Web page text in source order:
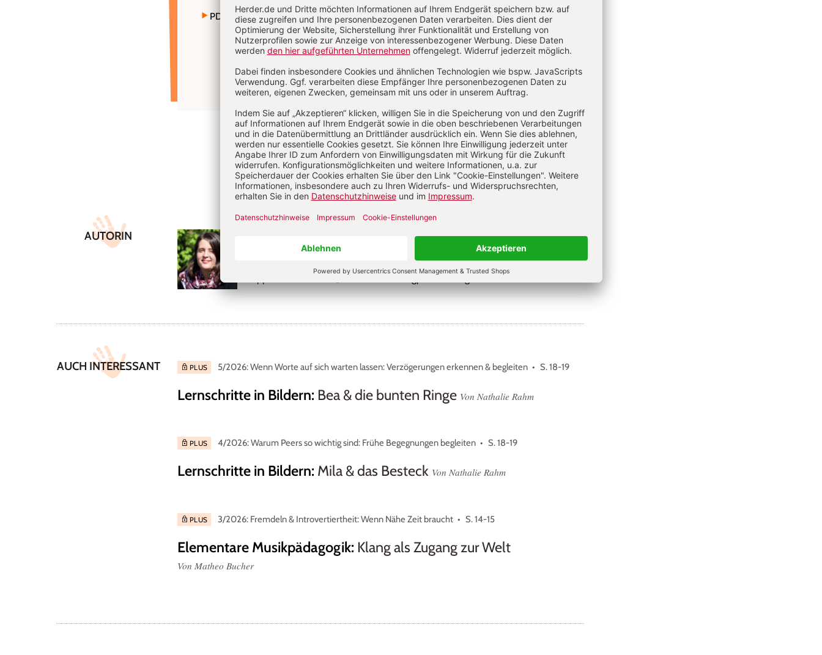
PDF bestellen
Abo testen
Sie haben ein Abonnement?Anmelden
Artikel-
InfosAUTORIN
Nathalie Rahm ist Erzieherin und Fachkraft für Kleinkindpädagogik. Sie arbeitet in der
Krippe der städtischen „Kita am Löwenbergpark“ in Gengenbach.
AUCH INTERESSANT PLUS 5/2026: Wenn Worte auf sich warten lassen: Verzögerungen erkennen & begleiten S. 18-19
Lernschritte in Bildern: Bea & die bunten Ringe Von Nathalie Rahm
PLUS 4/2026: Warum Peers so wichtig sind: Frühe Begegnungen begleiten S. 18-19
Lernschritte in Bildern: Mila & das Besteck Von Nathalie Rahm
PLUS 3/2026: Fremdeln & Introvertiertheit: Wenn Nähe Zeit braucht S. 14-15
Elementare Musikpädagogik: Klang als Zugang zur Welt
Von Matheo Bucher